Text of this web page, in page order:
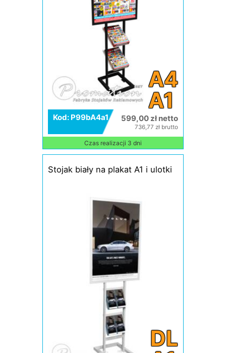
A4
A1
Kod: P99bA4a1 599,00 zł netto
736,77 zł brutto
Czas realizacji 3 dni
Stojak biały na plakat A1 i ulotki
DL